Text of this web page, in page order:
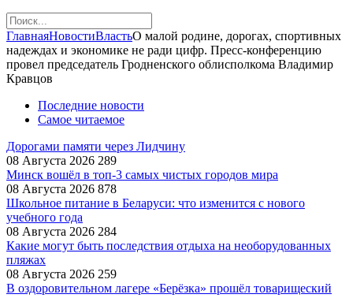
ГлавнаяНовостиВластьО малой родине, дорогах, спортивных
надеждах и экономике не ради цифр. Пресс-конференцию
провел председатель Гродненского облисполкома Владимир
Кравцов
Последние новости
Самое читаемое
Дорогами памяти через Лидчину
08 Августа 2026 289
Минск вошёл в топ-3 самых чистых городов мира
08 Августа 2026 878
Школьное питание в Беларуси: что изменится с нового
учебного года
08 Августа 2026 284
Какие могут быть последствия отдыха на необорудованных
пляжах
08 Августа 2026 259
В оздоровительном лагере «Берёзка» прошёл товарищеский